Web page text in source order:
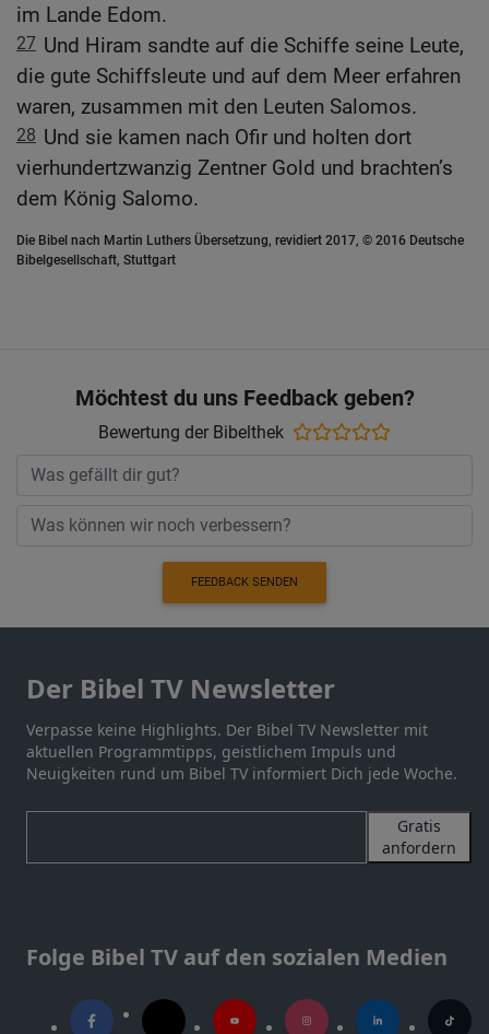
im Lande Edom.
27 Und Hiram sandte auf die Schiffe seine Leute,
die gute Schiffsleute und auf dem Meer erfahren
waren, zusammen mit den Leuten Salomos.
28 Und sie kamen nach Ofir und holten dort
vierhundertzwanzig Zentner Gold und brachten’s
dem König Salomo.
Die Bibel nach Martin Luthers Übersetzung, revidiert 2017, © 2016 Deutsche
Bibelgesellschaft, Stuttgart
Möchtest du uns Feedback geben?
Bewertung der Bibelthek
FEEDBACK SENDEN
Der Bibel TV Newsletter
Verpasse keine Highlights. Der Bibel TV Newsletter mit
aktuellen Programmtipps, geistlichem Impuls und
Neuigkeiten rund um Bibel TV informiert Dich jede Woche.
Gratis
anfordern
Folge Bibel TV auf den sozialen Medien